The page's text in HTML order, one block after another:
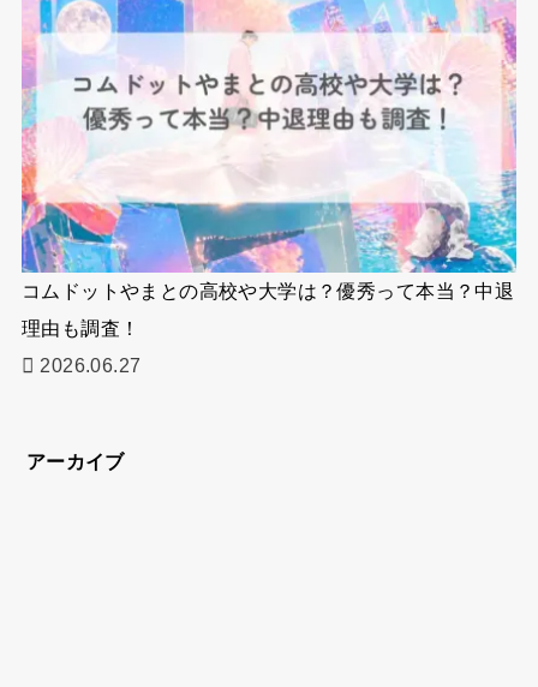
コムドットやまとの高校や大学は？優秀って本当？中退
理由も調査！
2026.06.27
アーカイブ